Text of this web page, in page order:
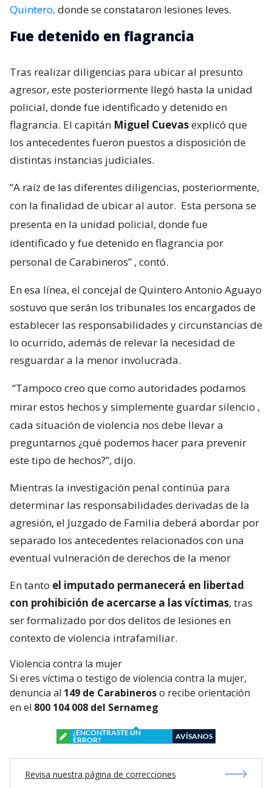
Quintero, donde se constataron lesiones leves.
Fue detenido en flagrancia
Tras realizar diligencias para ubicar al presunto
agresor, este posteriormente llegó hasta la unidad
policial, donde fue identificado y detenido en
flagrancia. El capitán Miguel Cuevasexplicó que
los antecedentes fueron puestos a disposición de
distintas instancias judiciales.
“A raíz de las diferentes diligencias, posteriormente,
con la finalidad de ubicar al autor. Esta persona se
presenta en la unidad policial, donde fue
identificado y fue detenido en flagrancia por
personal de Carabineros” , contó.
En esa línea, el concejal de Quintero Antonio Aguayo
sostuvo que serán los tribunales los encargados de
establecer las responsabilidades y circunstancias de
lo ocurrido, además de relevar la necesidad de
resguardar a la menor involucrada.
“Tampoco creo que como autoridades podamos
mirar estos hechos y simplemente guardar silencio ,
cada situación de violencia nos debe llevar a
preguntarnos ¿qué podemos hacer para prevenir
este tipo de hechos?”, dijo.
Mientras la investigación penal continúa para
determinar las responsabilidades derivadas de la
agresión, el Juzgado de Familia deberá abordar por
separado los antecedentes relacionados con una
eventual vulneración de derechos de la menor
En tanto el imputado permanecerá en libertad
con prohibición de acercarse a las víctimas, tras
ser formalizado por dos delitos de lesiones en
contexto de violencia intrafamiliar.
Violencia contra la mujer
Si eres víctima o testigo de violencia contra la mujer,
denuncia al 149 de Carabineroso recibe orientación
en el 800 104 008 del Sernameg
¿ENCONTRASTE UN
ERROR?
AVÍSANOS
Revisa nuestra página de correcciones